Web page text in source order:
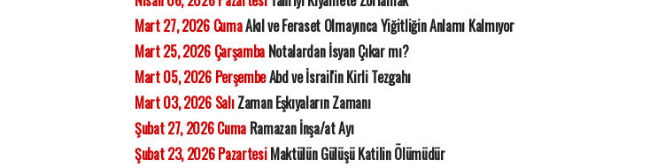
Mart 27, 2026 CumaAkıl ve Feraset Olmayınca Yiğitliğin Anlamı Kalmıyor
Mart 25, 2026 ÇarşambaNotalardan İsyan Çıkar mı?
Mart 05, 2026 PerşembeAbd ve İsrail'in Kirli Tezgahı
Mart 03, 2026 SalıZaman Eşkıyaların Zamanı
Şubat 27, 2026 CumaRamazan İnşa/at Ayı
Şubat 23, 2026 PazartesiMaktülün Gülüşü Katilin Ölümüdür